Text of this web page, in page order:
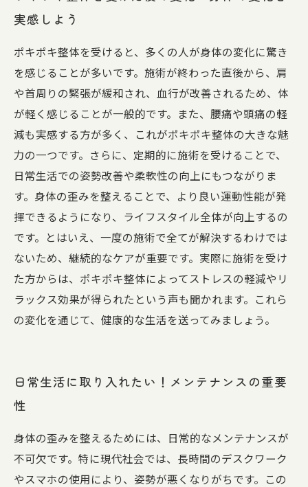
実感しよう
ポキポキ整体を受けると、多くの人が身体の変化に驚き
を感じることが多いです。施術が終わった直後から、肩
や首周りの緊張が緩和され、血行が改善されるため、体
が軽く感じることが一般的です。また、腰痛や頭痛の軽
減も実感する方が多く、これがポキポキ整体の大きな魅
力の一つです。さらに、定期的に施術を受けることで、
日常生活での姿勢改善や柔軟性の向上にもつながりま
す。身体の歪みを整えることで、より良い運動性能が発
揮できるようになり、ライフスタイル全体が向上するの
です。とはいえ、一度の施術で全てが解決するわけでは
ないため、継続的なケアが重要です。実際に施術を受け
た方からは、ポキポキ整体によってストレスの軽減やリ
ラックス効果が得られたという声も聞かれます。これら
の変化を通じて、健康的な生活を送ってみましょう。
日常生活に取り入れたい！メンテナンスの重要
性
身体の歪みを整えるためには、日常的なメンテナンスが
不可欠です。特に現代社会では、長時間のデスクワーク
やスマホの使用により、姿勢が悪くなりがちです。この